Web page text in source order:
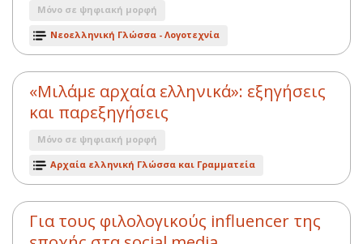
Μόνο σε ψηφιακή μορφή
Νεοελληνική Γλώσσα - Λογοτεχνία
«Μιλάμε αρχαία ελληνικά»: εξηγήσεις
και παρεξηγήσεις
Μόνο σε ψηφιακή μορφή
Αρχαία ελληνική Γλώσσα και Γραμματεία
Για τους φιλολογικούς influencer της